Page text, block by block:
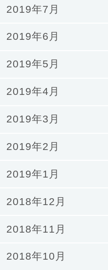
2019年7月
2019年6月
2019年5月
2019年4月
2019年3月
2019年2月
2019年1月
2018年12月
2018年11月
2018年10月